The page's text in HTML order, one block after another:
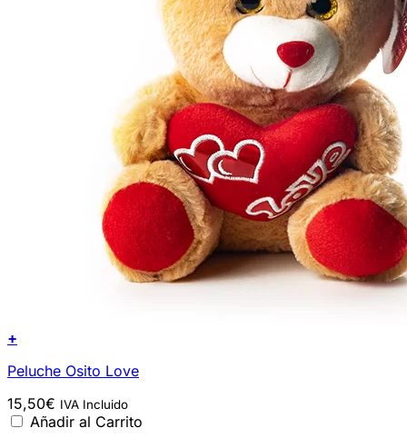
+
Peluche Osito Love
15,50€ IVA Incluido
Añadir al Carrito